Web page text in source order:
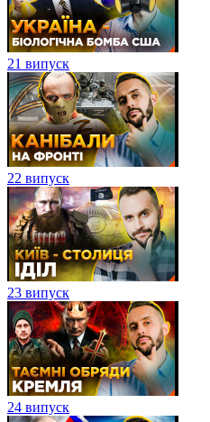
21 випуск
22 випуск
23 випуск
24 випуск